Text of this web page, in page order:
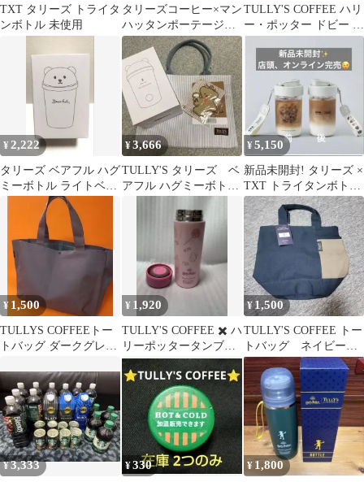
TXT タリーズ トライタ
ンボトル 未使用
タリーズコーヒー×マン
ハッタンポーテージ
ウォーターボトル
TULLY'S COFFEE ハリ
ー・ポッター ドビー ス
¥ 2,222
タリーズ ベアフル ハグ
ミーボトル ライトベー
¥3,666
TULLY'S タリーズ ベ
アフル ハグミーボト
ル・バッグ＆チャーム
¥5,150
新品未開封! タリーズ ×
TXT トライタンボトル
ストラップ付①
¥ 1,500
TULLYS COFFEEトー
トバッグ ダークグレー
可能
¥ 1,920
TULLY'S COFFEE ✖️ ハ
リーポッタータンブラ
ー
¥1,500
TULLY'S COFFEE トー
トバッグ ネイビー楕
円バック 新品
¥3,333 ¥330 ¥ 1,800